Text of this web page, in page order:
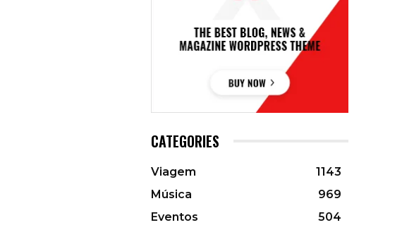
CATEGORIES
Viagem
1143
Música
969
Eventos
504